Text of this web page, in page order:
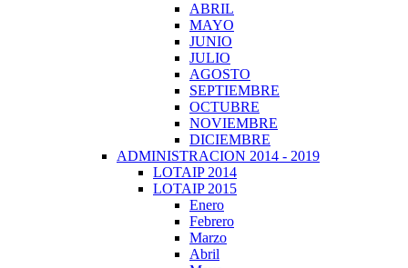
ABRIL
MAYO
JUNIO
JULIO
AGOSTO
SEPTIEMBRE
OCTUBRE
NOVIEMBRE
DICIEMBRE
ADMINISTRACION 2014 - 2019
LOTAIP 2014
LOTAIP 2015
Enero
Febrero
Marzo
Abril